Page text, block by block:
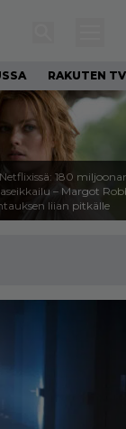
RAKUTEN TV
180
– Margot
liian pitkälle